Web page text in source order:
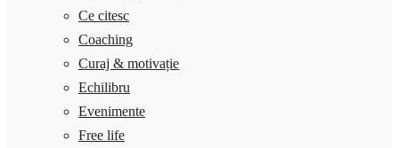
Ce citesc
Coaching
Curaj & motivație
Echilibru
Evenimente
Free life